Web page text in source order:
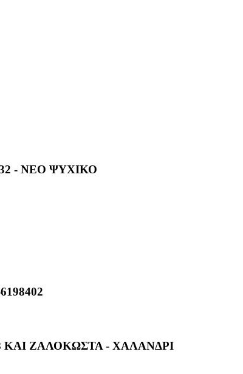
- ΝΕΟ ΨΥΧΙΚΟ
ΖΑΛΟΚΩΣΤΑ - ΧΑΛΑΝΔΡΙ